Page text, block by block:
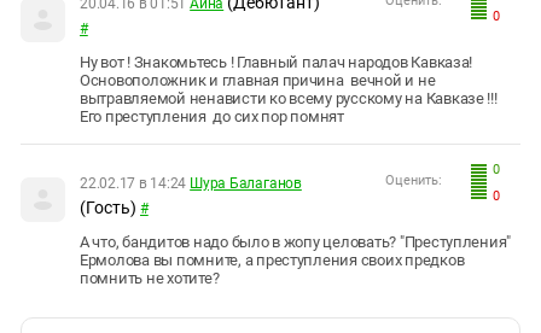
0
20.04.16 в 01:51 Айна
#
Ну вот ! Знакомьтесь ! Главный палач народов Кавказа!
Основоположник и главная причина вечной и не
вытравляемой ненависти ко всему русскому на Кавказе !!!
Его преступления до сих пор помнят
0
0
Оценить:
22.02.17 в 14:24 Шура Балаганов
(Гость) #
А что, бандитов надо было в жопу целовать? "Преступления"
Ермолова вы помните, а преступления своих предков
помнить не хотите?